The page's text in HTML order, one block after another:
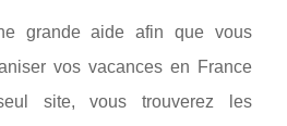
grande aide afin que vous
vos vacances en France
site, vous trouverez les